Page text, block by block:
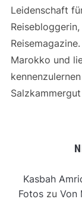
Leidenschaft
Marokko und
Kasbah
Fotoszu Von